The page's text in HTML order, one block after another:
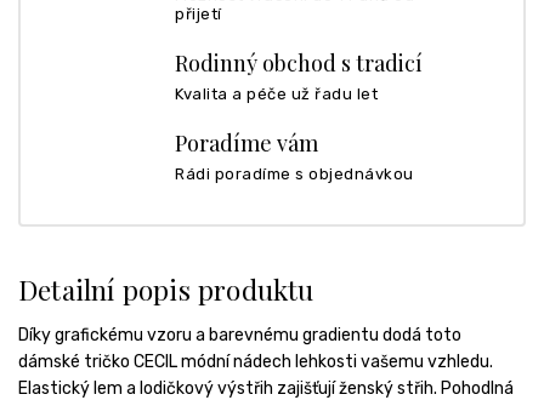
přijetí
Rodinný obchod s tradicí
Kvalita a péče už řadu let
Poradíme vám
Rádi poradíme s objednávkou
Detailní popis produktu
Díky grafickému vzoru a barevnému gradientu dodá toto
dámské tričko CECIL módní nádech lehkosti vašemu vzhledu.
Elastický lem a lodičkový výstřih zajišťují ženský střih. Pohodlná